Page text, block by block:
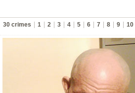
30 crimes 1 2 3 4 5 6 7 8 9 10